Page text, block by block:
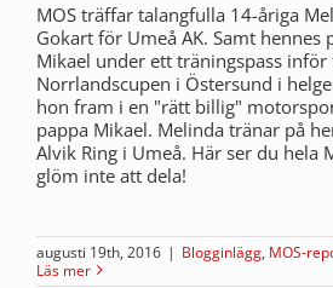
MOS träffar talangfulla 14-åriga
Gokart för Umeå AK. Samt hennes
Mikael under ett träningspass inför
Norrlandscupen i Östersund i
hon fram i en "rätt billig"
pappa Mikael. Melinda tränar på
Alvik Ring i Umeå. Här ser du hela
glöm inte att dela!
augusti 19th, 2016 | Blogginlägg, MOS-
Läs mer